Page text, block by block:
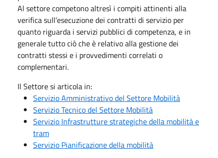
Al settore competono altresì i compiti attinenti alla
verifica sull’esecuzione dei contratti di servizio per
quanto riguarda i servizi pubblici di competenza, e in
generale tutto ciò che è relativo alla gestione dei
contratti stessi e i provvedimenti correlati o
complementari.
Il Settore si articola in:
Servizio Amministrativo del Settore Mobilità
Servizio Tecnico del Settore Mobilità
Servizio Infrastrutture strategiche della mobilità e
tram
Servizio Pianificazione della mobilità